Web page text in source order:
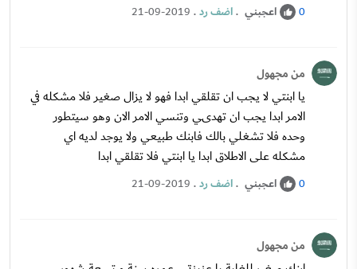
0 اعجبني .اضف رد.
21-09-2019
من مجهول
يا ابنتي لا يجب ان تقلقي ابدا فهو لا يزال صغير فلا مشكله في
الامر ابدا يجب ان تهدىي وتنسي الامر الان وهو سيتطور
وحده فلا تشغلي بالك فابنك طبيعي ولا يوجد لديه اي
مشكله على الاطلاق ابدا يا ابنتي فلا تقلقي ابدا
0 اعجبني .اضف رد.
21-09-2019
من مجهول